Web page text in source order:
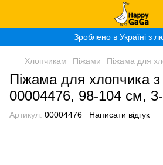
Зроблено в Україні з
Хлопчикам Піжами Піжама для
Піжама для хлопчика
00004476, 98-104 см,
Артикул: 00004476 Написати відгук